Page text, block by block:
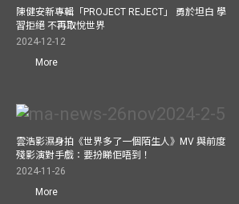
陳健安新專輯「PROJECT REJECT」 勇於坦白 學
習拒絕 不再取悅世界
2024-12-12
More
雲浩影濕身拍《世界多了一個陌生人》MV 與前度
殘影演對手戲：要扮睇佢唔到！
2024-11-26
More